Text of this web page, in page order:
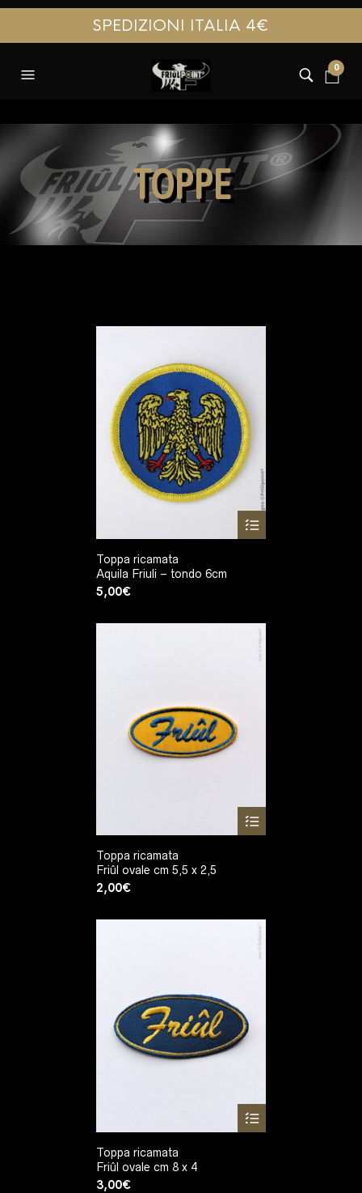
SPEDIZIONI ITALIA 4€
0
TOPPE
Toppa ricamata
Aquila Friuli – tondo 6cm
5,00€
Toppa ricamata
Friûl ovale cm 5,5 x 2,5
2,00€
Toppa ricamata
Friûl ovale cm 8 x 4
3,00€